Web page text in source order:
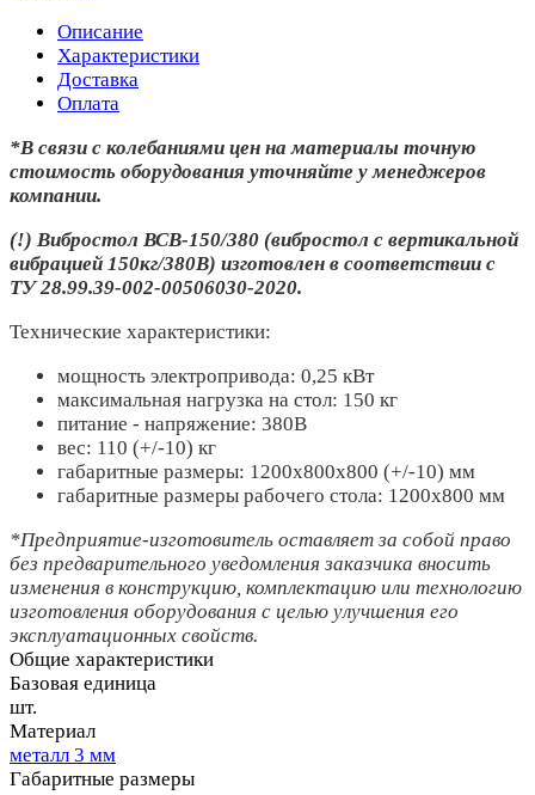
Описание
Характеристики
Доставка
Оплата
*В связи с колебаниями цен на материалы точную
стоимость оборудования уточняйте у менеджеров
компании.
(!) Вибростол ВСВ-150/380 (вибростол с вертикальной
вибрацией 150кг/380В) изготовлен в соответствии с
ТУ 28.99.39-002-00506030-2020.
Технические характеристики:
мощность электропривода: 0,25 кВт
максимальная нагрузка на стол: 150 кг
питание - напряжение: 380В
вес: 110 (+/-10) кг
габаритные размеры: 1200х800х800 (+/-10) мм
габаритные размеры рабочего стола: 1200х800 мм
*Предприятие-изготовитель оставляет за собой право
без предварительного уведомления заказчика вносить
изменения в конструкцию, комплектацию или технологию
изготовления оборудования с целью улучшения его
эксплуатационных свойств.
Общие характеристики
Базовая единица
шт.
Материал
металл 3 мм
Габаритные размеры